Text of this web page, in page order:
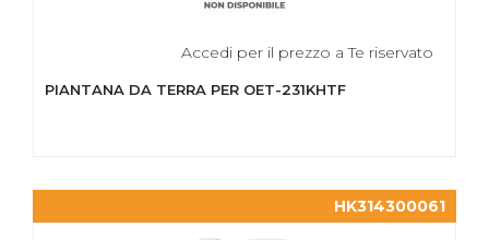
Accedi per il prezzo a Te riservato
PIANTANA DA TERRA PER OET-231KHTF
HK314300061